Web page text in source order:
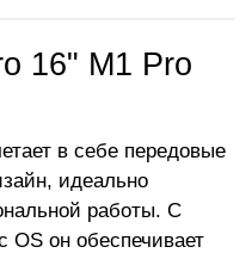
16" M1 Pro
в себе передовые
идеально
работы. С
OS он обеспечивает